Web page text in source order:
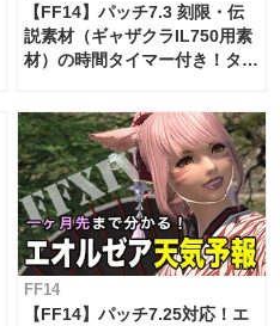
【FF14】パッチ7.3 刻限・伝
説素材（ギャザクラIL750用素
材）の時間タイマー付き！タイ
FF14
【FF14】パッチ7.25対応！エ